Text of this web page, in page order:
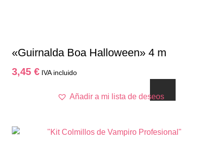
«Guirnalda Boa Halloween» 4 m
3,45 € IVA incluido
Añadir a mi lista de deseos